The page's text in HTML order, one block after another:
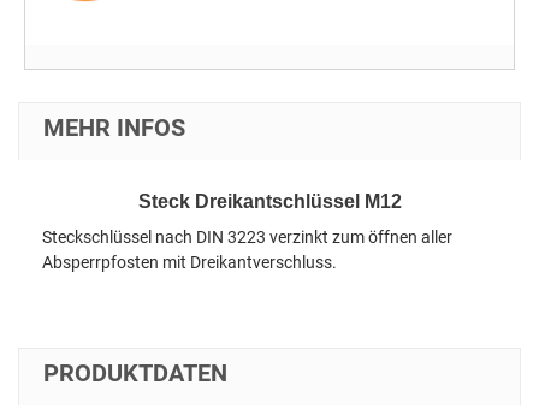
MEHR INFOS
Steck Dreikantschlüssel M12
Steckschlüssel nach DIN 3223 verzinkt zum öffnen aller
Absperrpfosten mit Dreikantverschluss.
PRODUKTDATEN